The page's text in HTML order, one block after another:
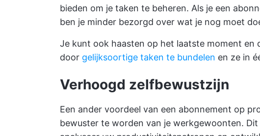
bieden om je taken te beheren. Als je een
ben je minder bezorgd over wat je nog moet
Je kunt ook haasten op het laatste moment en
door gelijksoortige taken te bundelen en ze in
Verhoogd zelfbewustzijn
Een ander voordeel van een abonnement op
bewuster te worden van je werkgewoonten.